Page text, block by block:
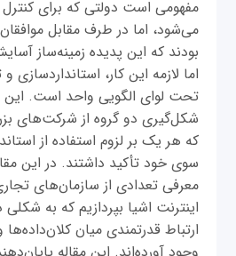
مفهومی است دولتی که برای کنترل
می‌شود، اما در طرف مقابل
بودند که این پدیده زمینه‌ساز
اما لازمه این کار،
تحت لوای الگویی واحد است. این
شکل‌گیری دو گروه از شرکت‌های
که هر یک بر لزوم استفاده از
سوی خود تأکید داشتند. در این
معرفی تعدادی از سازمان‌‌های
اینترنت اشیا بپردازیم که به
ارتباط قدرتمندی میان کلان‌داده‌ها